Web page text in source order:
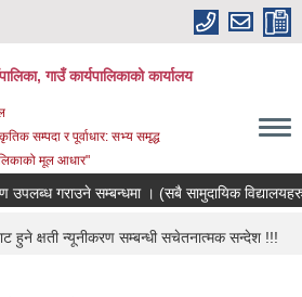
गाउँ कार्यपालिकाको कार्यालय
सम्पदा र पूर्वाधार: सभ्य समृद्ध
मूल आधार"
गराउने सम्बन्धमा । (सबै सामुदायिक विद्यालयहरु)
हुने क्षती न्यूनीकरण सम्बन्धी सचेतनात्मक सन्देश !!!